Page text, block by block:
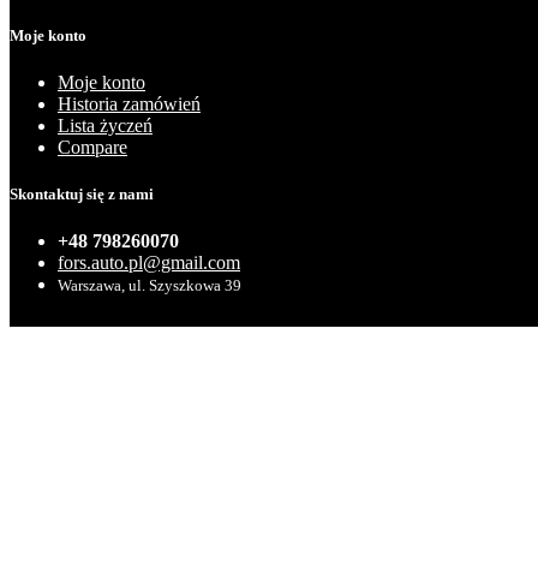
Moje konto
Moje konto
Historia zamówień
Lista życzeń
Compare
Skontaktuj się z nami
+48 798260070
fors.auto.pl@gmail.com
Warszawa, ul. Szyszkowa 39